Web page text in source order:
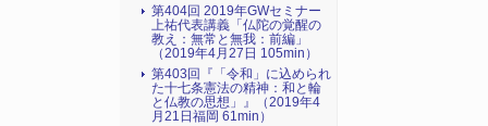
第404回 2019年GWセミナー
上祐代表講義「仏陀の覚醒の
教え：無常と無我：前編」
（2019年4月27日 105min）
第403回『「令和」に込められ
た十七条憲法の精神：和と輪
と仏教の思想」』（2019年4
月21日福岡 61min）